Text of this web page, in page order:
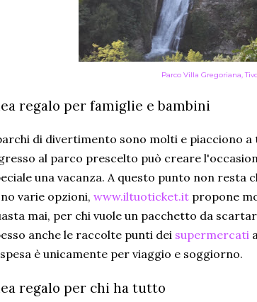
Parco Villa Gregoriana,
regalo per famiglie e bambini
di divertimento sono molti e piacciono
al parco prescelto può creare
una vacanza. A questo punto non resta
varie opzioni, www.iltuoticket.it propone
mai, per chi vuole un pacchetto da
anche le raccolte punti dei supermercati
è unicamente per viaggio e soggiorno.
regalo per chi ha tutto